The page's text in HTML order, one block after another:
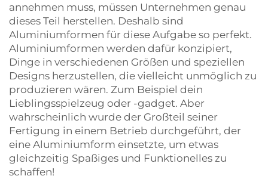
annehmen muss, müssen Unternehmen genau
dieses Teil herstellen. Deshalb sind
Aluminiumformen für diese Aufgabe so perfekt.
Aluminiumformen werden dafür konzipiert,
Dinge in verschiedenen Größen und speziellen
Designs herzustellen, die vielleicht unmöglich zu
produzieren wären. Zum Beispiel dein
Lieblingsspielzeug oder -gadget. Aber
wahrscheinlich wurde der Großteil seiner
Fertigung in einem Betrieb durchgeführt, der
eine Aluminiumform einsetzte, um etwas
gleichzeitig Spaßiges und Funktionelles zu
schaffen!